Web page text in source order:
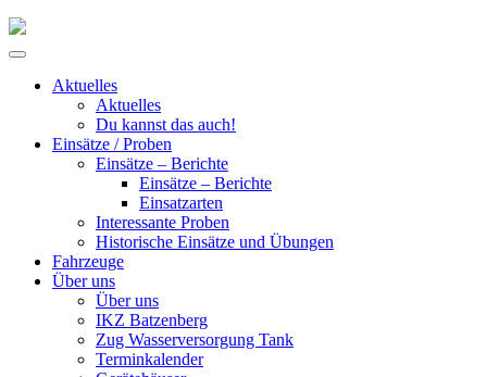
Skip
Primary
Aktuelles
Aktuelles
Du kannst das auch!
Einsätze / Proben
Einsätze – Berichte
Einsätze – Berichte
Einsatzarten
Interessante Proben
Historische Einsätze und Übungen
Fahrzeuge
Über uns
Über uns
IKZ Batzenberg
Zug Wasserversorgung Tank
Terminkalender